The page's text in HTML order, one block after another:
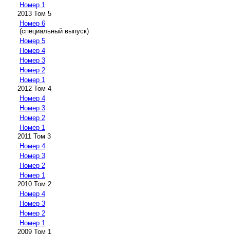
Номер 1
2013 Том 5
Номер 6
(специальный выпуск)
Номер 5
Номер 4
Номер 3
Номер 2
Номер 1
2012 Том 4
Номер 4
Номер 3
Номер 2
Номер 1
2011 Том 3
Номер 4
Номер 3
Номер 2
Номер 1
2010 Том 2
Номер 4
Номер 3
Номер 2
Номер 1
2009 Том 1